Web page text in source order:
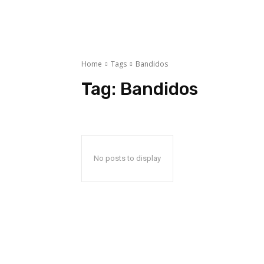
Home Tags Bandidos
Tag: Bandidos
No posts to display